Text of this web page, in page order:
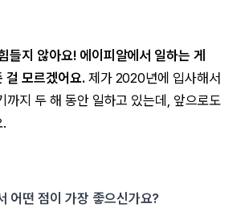
들지 않아요! 에이피알에서 일하는 게
걸 모르겠어요. 제가 2020년에 입사해서
까지 두 해 동안 일하고 있는데, 앞으로도
어떤 점이 가장 좋으신가요?